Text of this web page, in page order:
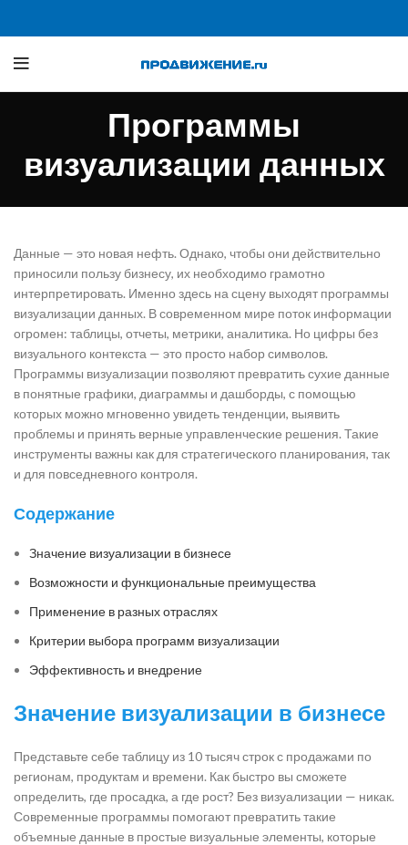
Программы
визуализации данных
Данные — это новая нефть. Однако, чтобы они действительно
приносили пользу бизнесу, их необходимо грамотно
интерпретировать. Именно здесь на сцену выходят программы
визуализации данных. В современном мире поток информации
огромен: таблицы, отчеты, метрики, аналитика. Но цифры без
визуального контекста — это просто набор символов.
Программы визуализации позволяют превратить сухие данные
в понятные графики, диаграммы и дашборды, с помощью
которых можно мгновенно увидеть тенденции, выявить
проблемы и принять верные управленческие решения. Такие
инструменты важны как для стратегического планирования, так
и для повседневного контроля.
Содержание
Значение визуализации в бизнесе
Возможности и функциональные преимущества
Применение в разных отраслях
Критерии выбора программ визуализации
Эффективность и внедрение
Значение визуализации в бизнесе
Представьте себе таблицу из 10 тысяч строк с продажами по
регионам, продуктам и времени. Как быстро вы сможете
определить, где просадка, а где рост? Без визуализации — никак.
Современные программы помогают превратить такие
объемные данные в простые визуальные элементы, которые